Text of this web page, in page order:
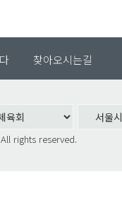
찾아오시는길
별시 체육회)
2999
rights reserved.